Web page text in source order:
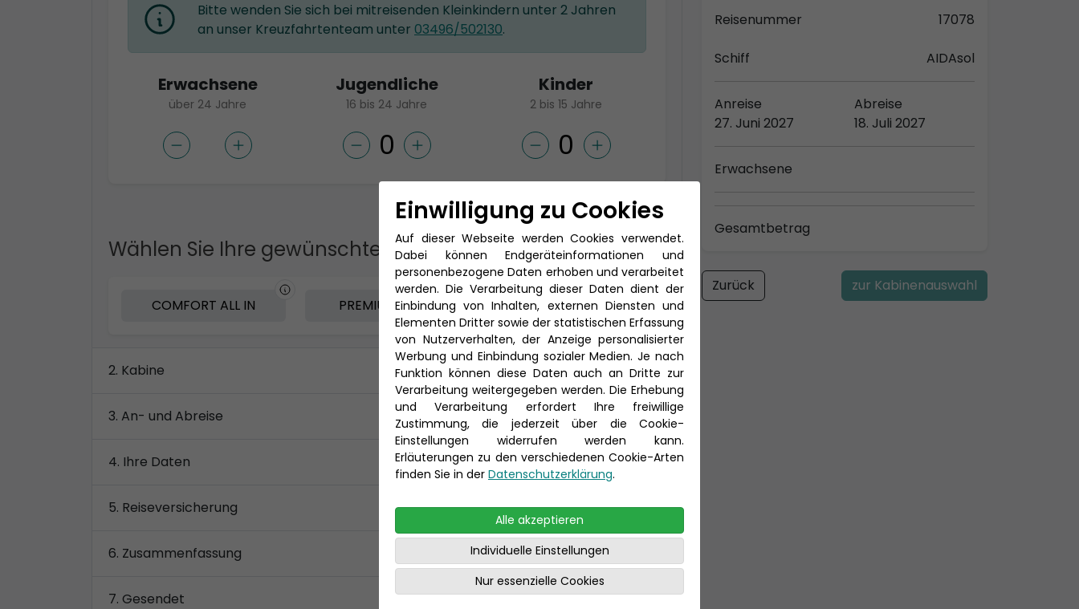
Reisenummer 17078
Schiff AIDAsol
Anreise
27. Juni 2027
Abreise
18. Juli 2027
Erwachsene
Gesamtbetrag
Zurück zur Kabinenauswahl
Bitte wenden Sie sich bei mitreisenden Kleinkindern unter 2 Jahren
an unser Kreuzfahrtenteam unter 03496/502130.
Erwachsene
über 24 Jahre
Jugendliche
16 bis 24 Jahre
Kinder
2 bis 15 Jahre
Wählen Sie Ihre gewünschte Kategorie
COMFORT ALL IN PREMIUM ALL IN PREMIUM
Kabine
An- und Abreise
Ihre Daten
Reiseversicherung
Zusammenfassung
Gesendet
Einwilligung zu Cookies
Auf dieser Webseite werden Cookies verwendet.
Dabei können Endgeräteinformationen und
personenbezogene Daten erhoben und verarbeitet
werden. Die Verarbeitung dieser Daten dient der
Einbindung von Inhalten, externen Diensten und
Elementen Dritter sowie der statistischen Erfassung
von Nutzerverhalten, der Anzeige personalisierter
Werbung und Einbindung sozialer Medien. Je nach
Funktion können diese Daten auch an Dritte zur
Verarbeitung weitergegeben werden. Die Erhebung
und Verarbeitung erfordert Ihre freiwillige
Zustimmung, die jederzeit über die Cookie-
Einstellungen widerrufen werden kann.
Erläuterungen zu den verschiedenen Cookie-Arten
finden Sie in der Datenschutzerklärung.
Alle akzeptieren
Individuelle Einstellungen
Nur essenzielle Cookies